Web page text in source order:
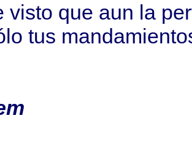
visto que aun la
tus